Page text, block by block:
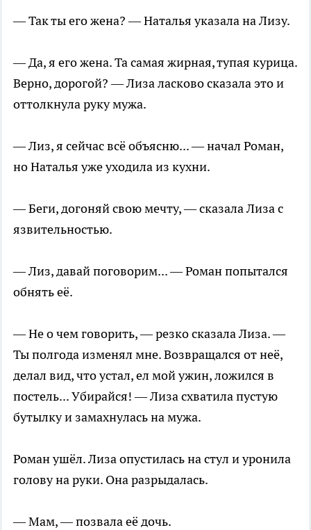
— Так ты его жена? — Наталья указала на Лизу.
— Да, я его жена. Та самая жирная, тупая курица.
Верно, дорогой? — Лиза ласково сказала это и
оттолкнула руку мужа.
— Лиз, я сейчас всё объясню... — начал Роман,
но Наталья уже уходила из кухни.
— Беги, догоняй свою мечту, — сказала Лиза с
язвительностью.
— Лиз, давай поговорим... — Роман попытался
обнять её.
— Не о чем говорить, — резко сказала Лиза. —
Ты полгода изменял мне. Возвращался от неё,
делал вид, что устал, ел мой ужин, ложился в
постель... Убирайся! — Лиза схватила пустую
бутылку и замахнулась на мужа.
Роман ушёл. Лиза опустилась на стул и уронила
голову на руки. Она разрыдалась.
— Мам, — позвала её дочь.